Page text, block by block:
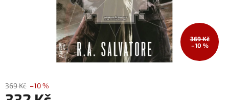
369 Kč
–10 %
369 Kč –10 %